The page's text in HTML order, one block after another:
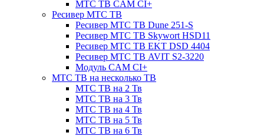
МТС ТВ CAM CI+
Ресивер МТС ТВ
Ресивер МТС ТВ Dune 251-S
Ресивер МТС ТВ Skywort HSD11
Ресивер МТС ТВ EKT DSD 4404
Ресивер МТС ТВ AVIT S2-3220
Модуль CAM CI+
МТС ТВ на несколько ТВ
МТС ТВ на 2 Тв
МТС ТВ на 3 Тв
МТС ТВ на 4 Тв
МТС ТВ на 5 Тв
МТС ТВ на 6 Тв